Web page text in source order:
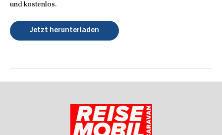
und kostenlos.
Jetzt herunterladen